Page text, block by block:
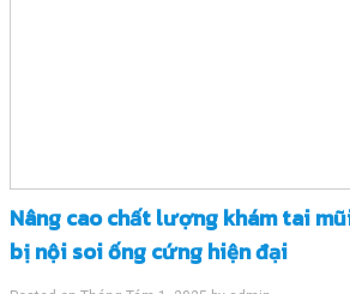
Nâng cao chất lượng khám tai
bị nội soi ống cứng hiện đại